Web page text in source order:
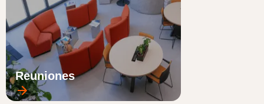
Reuniones